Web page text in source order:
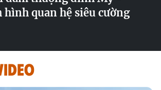
quan hệ siêu cường